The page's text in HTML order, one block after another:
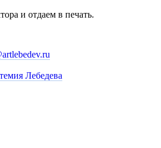
и отдаем в печать.
Лебедева